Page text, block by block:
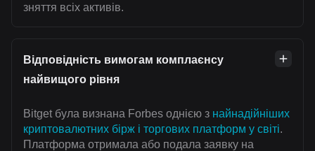
зняття всіх активів.
Відповідність вимогам комплаєнсу
найвищого рівня
Bitget була визнана Forbes однією з найнадійніших
криптовалютних бірж і торгових платформ у світі.
Платформа отримала або подала заявку на